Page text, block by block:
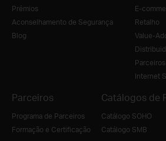
Prémios
Aconselhamento de Segurança
Blog
E-
Retalho
Value-
Internet
Parceiros
Programa de Parceiros
Formação e Certificação
Catálogos de
Catálogo SOHO
Catálogo SMB